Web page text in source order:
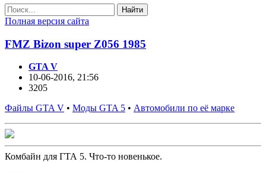
Найти
Полная версия сайта
FMZ Bizon super Z056 1985
GTA V
10-06-2016, 21:56
3205
Файлы GTA V • Моды GTA 5 • Автомобили по её марке
Комбайн для ГТА 5. Что-то новенькое.